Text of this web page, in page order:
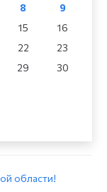
8
9
15
16
22
23
29
30
области!